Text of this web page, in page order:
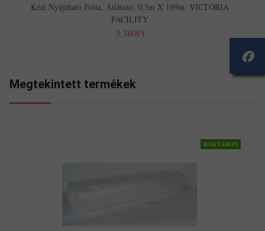
Kézi Nyújtható Fólia, Átlátszó, 0,5m X 189m, VICTORIA
FACILITY
3,380Ft
Megtekintett termékek
RAKTÁRON